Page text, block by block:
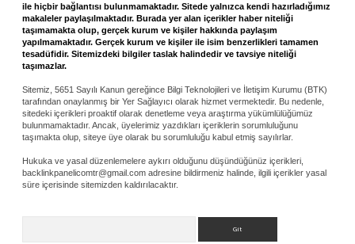
ile hiçbir bağlantısı bulunmamaktadır. Sitede yalnızca kendi hazırladığımız
makaleler paylaşılmaktadır. Burada yer alan içerikler haber niteliği
taşımamakta olup, gerçek kurum ve kişiler hakkında paylaşım
yapılmamaktadır. Gerçek kurum ve kişiler ile isim benzerlikleri tamamen
tesadüfidir. Sitemizdeki bilgiler taslak halindedir ve tavsiye niteliği
taşımazlar.
Sitemiz, 5651 Sayılı Kanun gereğince Bilgi Teknolojileri ve İletişim Kurumu (BTK)
tarafından onaylanmış bir Yer Sağlayıcı olarak hizmet vermektedir. Bu nedenle,
sitedeki içerikleri proaktif olarak denetleme veya araştırma yükümlülüğümüz
bulunmamaktadır. Ancak, üyelerimiz yazdıkları içeriklerin sorumluluğunu
taşımakta olup, siteye üye olarak bu sorumluluğu kabul etmiş sayılırlar.
Hukuka ve yasal düzenlemelere aykırı olduğunu düşündüğünüz içerikleri,
backlinkpanelicomtr@gmail.com adresine bildirmeniz halinde, ilgili içerikler yasal
süre içerisinde sitemizden kaldırılacaktır.